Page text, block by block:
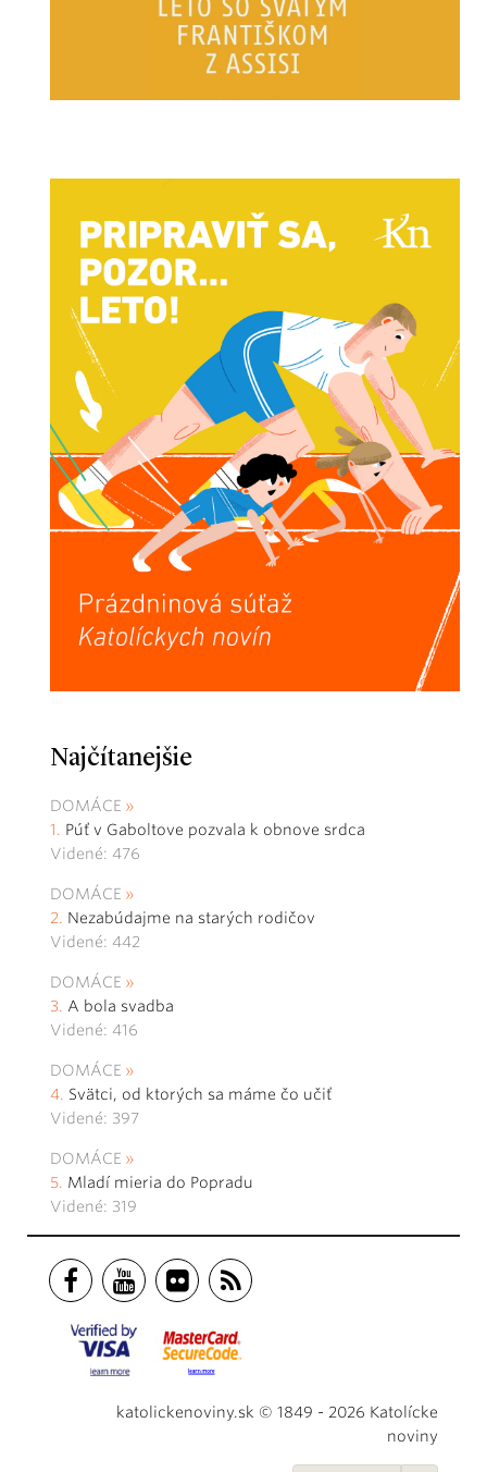
Najčítanejšie
DOMÁCE
Púť v Gaboltove pozvala k obnove srdca
Videné: 476
DOMÁCE
Nezabúdajme na starých rodičov
Videné: 442
DOMÁCE
A bola svadba
Videné: 416
DOMÁCE
Svätci, od ktorých sa máme čo učiť
Videné: 397
DOMÁCE
Mladí mieria do Popradu
Videné: 319
katolickenoviny.sk © 1849 - 2026 Katolícke
noviny